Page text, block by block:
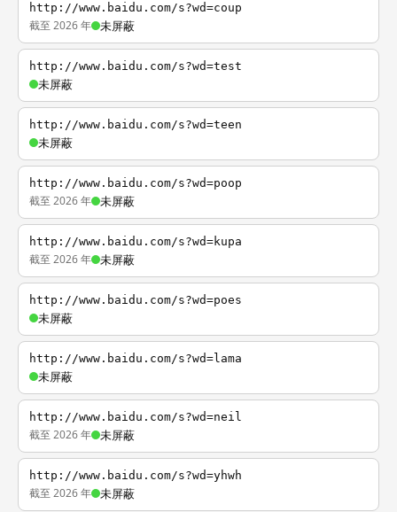
http://www.baidu.com/s?wd=coup
截至 2026 年 未屏蔽
http://www.baidu.com/s?wd=test
未屏蔽
http://www.baidu.com/s?wd=teen
未屏蔽
http://www.baidu.com/s?wd=poop
截至 2026 年 未屏蔽
http://www.baidu.com/s?wd=kupa
截至 2026 年 未屏蔽
http://www.baidu.com/s?wd=poes
未屏蔽
http://www.baidu.com/s?wd=lama
未屏蔽
http://www.baidu.com/s?wd=neil
截至 2026 年 未屏蔽
http://www.baidu.com/s?wd=yhwh
截至 2026 年 未屏蔽